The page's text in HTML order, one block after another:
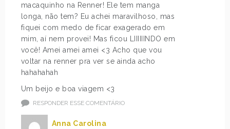
macaquinho na Renner! Ele tem manga
longa, não tem? Eu achei maravilhoso, mas
fiquei com medo de ficar exagerado em
mim, aí nem provei! Mas ficou LIIIIIINDO em
você! Amei amei amei <3 Acho que vou
voltar na renner pra ver se ainda acho
hahahahah
Um beijo e boa viagem <3
RESPONDER ESSE COMENTÁRIO
Anna Carolina